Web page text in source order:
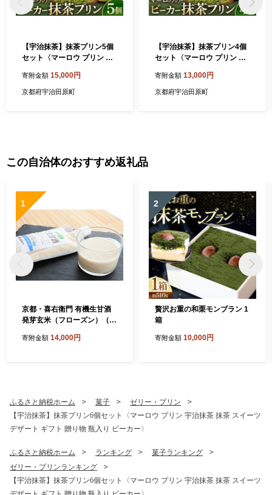
【宇治抹茶】抹茶プリン5個
セット〈マーロウ プリン 宇
ト ギフト 贈り物 瓶入り ビー
カー〉
寄附金額 15,000円
京都府宇治田原町
【宇治抹茶】抹茶プリン4個
セット〈マーロウ プリン 宇
ト ギフト 贈り物 瓶入り ビー
カー〉
寄附金額 13,000円
京都府宇治田原町
この自治体のおすすめ返礼品
1
京都・喜右衛門 有機生甘酒
発芽玄米（フローズン）（3
まざけ 甘酒 有機 オーガニッ
寄附金額 14,000円
2
贅沢お重の和栗モンブラン 1
箱
寄附金額 10,000円
ふるさと納税ホーム 菓子
ゼリー・プリン
【宇治抹茶】抹茶プリン6個セット〈マーロウ プリン 宇治抹茶 抹茶 スイーツ
デザート ギフト 贈り物 瓶入り ビーカー〉
ふるさと納税ホーム ランキング
菓子ランキング
ゼリー・プリンランキング
【宇治抹茶】抹茶プリン6個セット〈マーロウ プリン 宇治抹茶 抹茶 スイーツ